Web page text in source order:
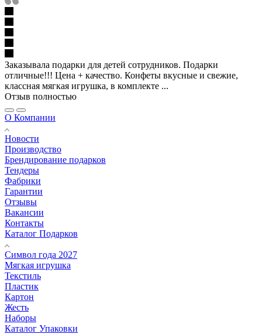
Заказывала подарки для детей сотрудников. Подарки
отличные!!! Цена + качество. Конфеты вкусные и свежие,
классная мягкая игрушка, в комплекте ...
Отзыв полностью
О Компании
Новости
Производство
Брендирование подарков
Тендеры
Фабрики
Гарантии
Отзывы
Вакансии
Контакты
Каталог Подарков
Символ года 2027
Мягкая игрушка
Текстиль
Пластик
Картон
Жесть
Наборы
Каталог Упаковки